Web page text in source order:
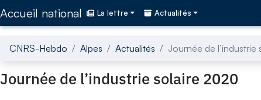
Accueil national La lettre Actualités
CNRS-Hebdo Alpes Actualités Journée de
Journée de l’industrie solaire 2020